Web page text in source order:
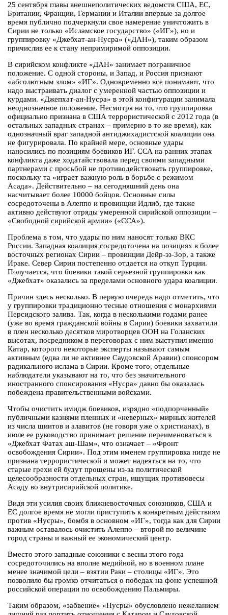
25 сентября главы внешнеполитических ведомств США, ЕС,
Британии, Франции, Германии и Италии впервые за долгое
время публично подчеркнули свое намерение уничтожить в
Сирии не только «Исламское государство» («ИГ»), но и
группировку «Джебхат-ан-Нусра» («ДАН»), таким образом
причислив ее к стану непримиримой оппозиции.
В сирийском конфликте «ДАН» занимает пограничное
положение. С одной стороны, и Запад, и Россия признают
«абсолютным злом» «ИГ». Одновременно все понимают, что
надо выстраивать диалог с умеренной частью оппозиции и
курдами. «Джепхат-ан-Нусра» в этой конфигурации занимала
неоднозначное положение. Несмотря на то, что группировка
официально признана в США террористической с 2012 года (в
остальных западных странах – примерно в то же время), как
однозначный враг западной антиджихадистской коалиции она
не фигурировала. По крайней мере, основные удары
наносились по позициям боевиков ИГ. ССА на ранних этапах
конфликта даже ходатайствовала перед своими западными
партнерами с просьбой не противодействовать группировке,
поскольку та «играет важную роль в борьбе с режимом
Асада». Действительно – на сегодняшний день она
насчитывает более 10000 бойцов. Основные силы
сосредоточены в Алеппо и провинции Идлиб, где также
активно действуют отряды умеренной сирийской оппозиции –
«Свободной сирийской армии» («ССА»).
Проблема в том, что удары по ним наносят только ВКС
России. Западная коалиция сосредоточена на позициях в более
восточных регионах Сирии – провинции Дейр-эз-Зор, а также
Ираке. Север Сирии постепенно отдается на откуп Турции.
Получается, что боевики такой серьезной группировки как
«Джебхат» оказались за пределами основного удара коалиции.
Причин здесь несколько. В первую очередь надо отметить, что
у группировки традиционно тесные отношения с монархиями
Персидского залива. Так, когда в несколькими годами ранее
(уже во время гражданской войны в Сирии) боевики захватили
в плен несколько десятков миротворцев ООН на Голанских
высотах, посредником в переговорах с ним выступил именно
Катар, которого некоторые эксперты называют самым
активным (едва ли не активнее Саудовской Аравии) спонсором
радикального ислама в Сирии. Кроме того, отдельные
наблюдатели указывают на то, что без значительного
иностранного спонсирования «Нусра» давно бы оказалась
побеждена правительственными войсками.
Чтобы очистить имидж боевиков, изрядно «подпорченный»
публичными казнями пленных и «неверных» мирных жителей
из числа шиитов и алавитов (не говоря уже о христианах), в
июле ее руководство принимает решение переименоваться в
«Джебхат Фатах аш-Шам», что означает – «Фронт
освобождения Сирии». Под этим именем группировка нигде не
признана террористической и может надеяться на то, что
старые грехи ей будут прощены из-за политической
целесообразности отдельных стран, ищущих противовесы
Асаду во внутрисирийской политике.
Видя эти усилия своих ближневосточных союзников, США и
ЕС долгое время не могли приступить к конкретным действиям
против «Нусры», бомбя в основном «ИГ», тогда как для Сирии
важным оставалось очистить Алеппо – второй по величине
город страны и важный ее экономический центр.
Вместо этого западные союзники с весны этого года
сосредоточились на вполне медийной, но в военном плане
менее значимой цели – взятии Раки – столицы «ИГ». Это
позволило бы громко отчитаться о победах на фоне успешной
российской операции по освобождению Пальмиры.
Таким образом, «забвение» «Нусры» обусловлено нежеланием